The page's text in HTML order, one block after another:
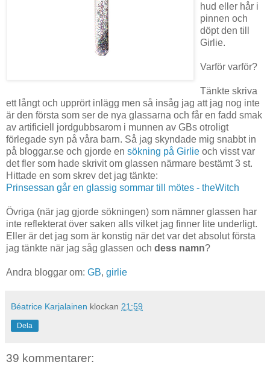
hud eller hår i
pinnen och
döpt den till
Girlie.
Varför varför?
Tänkte skriva
ett långt och upprört inlägg men så insåg jag att jag nog inte
är den första som ser de nya glassarna och får en fadd smak
av artificiell jordgubbsarom i munnen av GBs otroligt
förlegade syn på våra barn. Så jag skyndade mig snabbt in
på bloggar.se och gjorde en sökning på Girlie och visst var
det fler som hade skrivit om glassen närmare bestämt 3 st.
Hittade en som skrev det jag tänkte:
Prinsessan går en glassig sommar till mötes - theWitch
Övriga (när jag gjorde sökningen) som nämner glassen har
inte reflekterat över saken alls vilket jag finner lite underligt.
Eller är det jag som är konstig när det var det absolut första
jag tänkte när jag såg glassen och dess namn?
Andra bloggar om: GB, girlie
Béatrice Karjalainen klockan 21:59
Dela
39 kommentarer: